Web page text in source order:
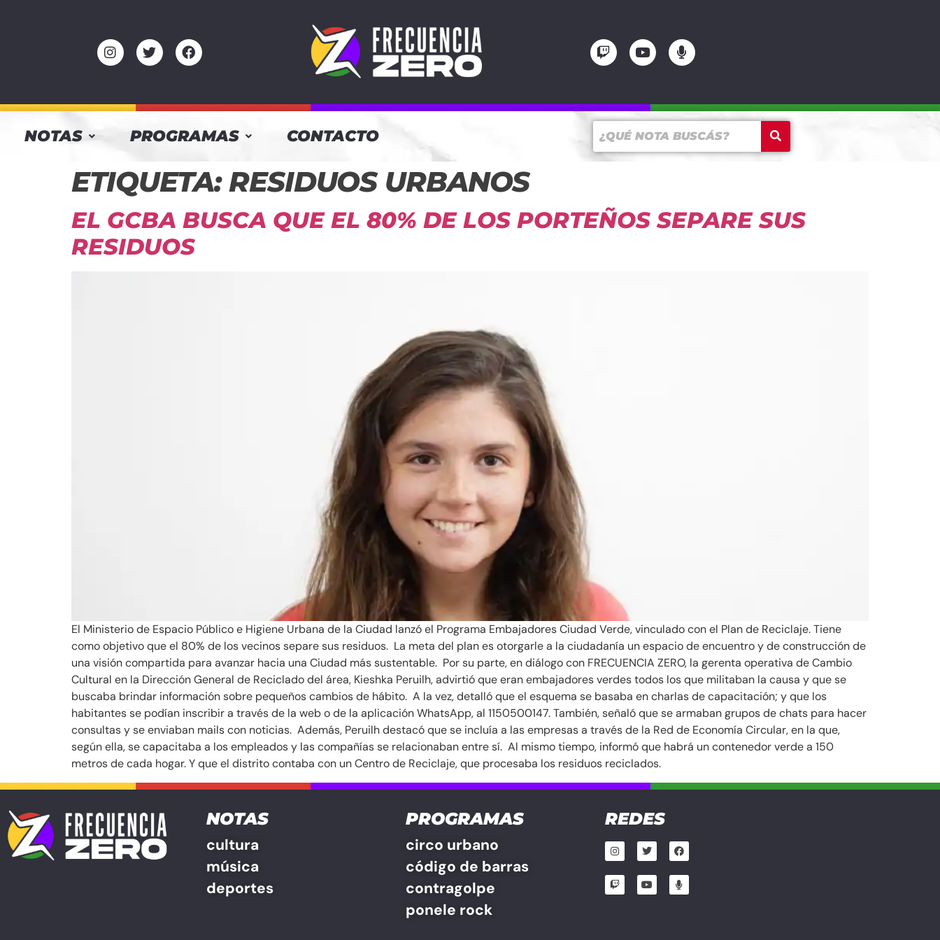
NOTAS PROGRAMAS CONTACTO
ETIQUETA:RESIDUOS URBANOS
EL GCBA BUSCA QUE EL 80% DE LOS PORTEÑOS SEPARE SUS
RESIDUOS
El Ministerio de Espacio Público e Higiene Urbana de la Ciudad lanzó el Programa Embajadores Ciudad Verde, vinculado con el Plan de Reciclaje. Tiene
como objetivo que el 80% de los vecinos separe sus residuos. La meta del plan es otorgarle a la ciudadanía un espacio de encuentro y de construcción de
una visión compartida para avanzar hacia una Ciudad más sustentable. Por su parte, en diálogo con FRECUENCIA ZERO, la gerenta operativa de Cambio
Cultural en la Dirección General de Reciclado del área, Kieshka Peruilh, advirtió que eran embajadores verdes todos los que militaban la causa y que se
buscaba brindar información sobre pequeños cambios de hábito. A la vez, detalló que el esquema se basaba en charlas de capacitación; y que los
habitantes se podían inscribir a través de la web o de la aplicación WhatsApp, al 1150500147. También, señaló que se armaban grupos de chats para hacer
consultas y se enviaban mails con noticias. Además, Peruilh destacó que se incluía a las empresas a través de la Red de Economía Circular, en la que,
según ella, se capacitaba a los empleados y las compañías se relacionaban entre sí. Al mismo tiempo, informó que habrá un contenedor verde a 150
metros de cada hogar. Y que el distrito contaba con un Centro de Reciclaje, que procesaba los residuos reciclados.
NOTAS
cultura
música
deportes
PROGRAMAS
circo urbano
código de barras
contragolpe
ponele rock
REDES